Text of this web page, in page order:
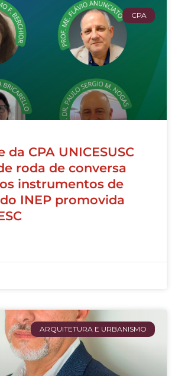
CPA
da CPA UNICESUSC
roda de conversa
instrumentos de
INEP promovida
ARQUITETURA E URBANISMO